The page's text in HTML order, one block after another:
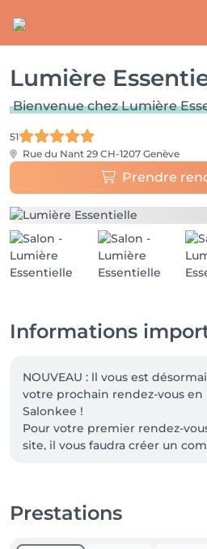
Lumière
Bienvenue chez Lumière
51
Rue du Nant 29 CH-1207 Genève
Prendre
Informations
NOUVEAU : ll vous est
votre prochain rendez-vous
Salonkee !
Pour votre premier rendez-
site, il vous faudra créer un
Prestations